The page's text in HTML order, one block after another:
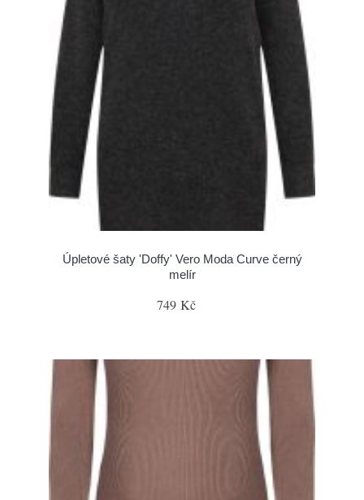
Úpletové šaty 'Doffy' Vero Moda Curve černý
melír
749 Kč